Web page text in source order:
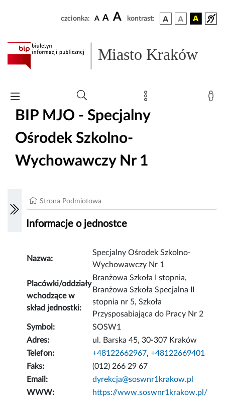
czcionka: A A A kontrast:
Miasto Kraków
BIP MJO - Specjalny
Ośrodek Szkolno-
Wychowawczy Nr 1
Strona Podmiotowa
Informacje o jednostce
Nazwa:
Specjalny Ośrodek Szkolno-
Wychowawczy Nr 1
Placówki/oddziały
wchodzące w
skład jednostki:
Branżowa Szkoła I stopnia,
Branżowa Szkoła Specjalna II
stopnia nr 5, Szkoła
Przysposabiająca do Pracy Nr 2
Symbol:
SOSW1
Adres:
ul. Barska 45, 30-307 Kraków
Telefon:
+48122662967,+48122669401
Faks:
(012) 266 29 67
Email:
dyrekcja@soswnr1krakow.pl
WWW:
https://www.soswnr1krakow.pl/